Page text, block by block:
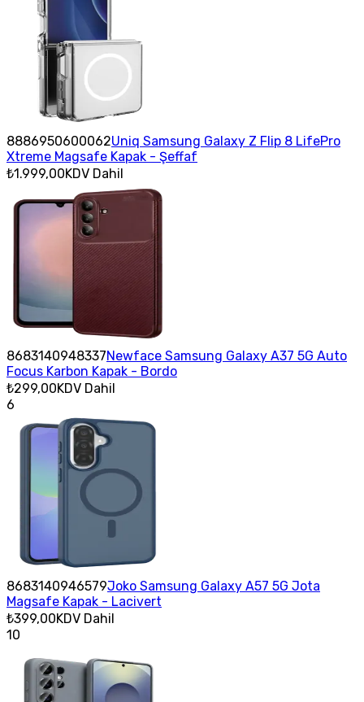
8886950600062Uniq Samsung Galaxy Z Flip 8 LifePro
Xtreme Magsafe Kapak - Şeffaf
₺1.999,00KDV Dahil
8683140948337Newface Samsung Galaxy A37 5G Auto
Focus Karbon Kapak - Bordo
₺299,00KDV Dahil
6
8683140946579Joko Samsung Galaxy A57 5G Jota
Magsafe Kapak - Lacivert
₺399,00KDV Dahil
10